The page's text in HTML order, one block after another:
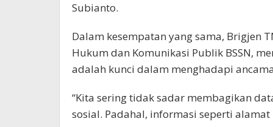
Subianto.
Dalam kesempatan yang sama, Brigjen
Hukum dan Komunikasi Publik BSSN,
adalah kunci dalam menghadapi
“Kita sering tidak sadar membagikan
sosial. Padahal, informasi seperti